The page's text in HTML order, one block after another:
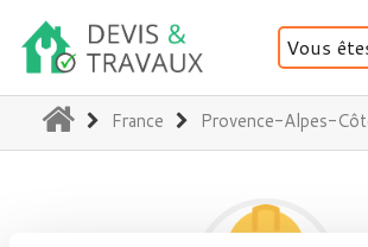
Vous
(current)
France Provence-Alpes-